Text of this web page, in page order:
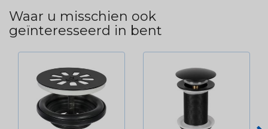
Waar u misschien ook
geïnteresseerd in bent